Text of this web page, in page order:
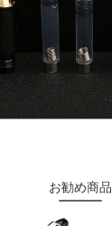
お勧め商品